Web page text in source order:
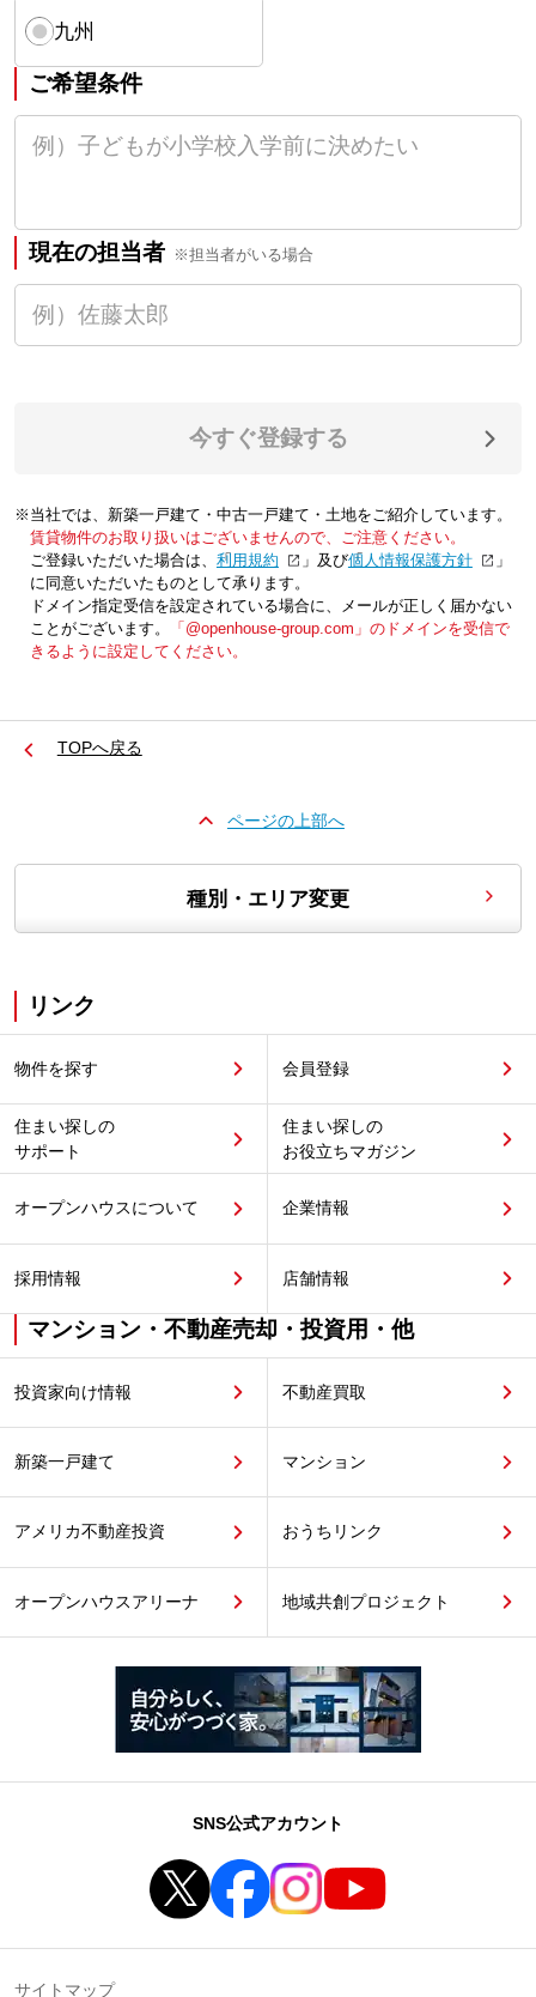
九州
ご希望条件
現在の担当者 ※担当者がいる場合
今すぐ登録する
※当社では、新築一戸建て・中古一戸建て・土地をご紹介しています。
賃貸物件のお取り扱いはございませんので、ご注意ください。
ご登録いただいた場合は、「利用規約 」及び「個人情報保護方針
」
に同意いただいたものとして承ります。
ドメイン指定受信を設定されている場合に、メールが正しく届かない
ことがございます。
「@openhouse-group.com」のドメインを受信で
きるように設定してください。
TOPへ戻る
ページの上部へ
種別・エリア変更
リンク
物件を探す 会員登録
住まい探しの
サポート
住まい探しの
お役立ちマガジン
オープンハウスについて 企業情報
採用情報 店舗情報
マンション・不動産売却・投資用・他
投資家向け情報 不動産買取
新築一戸建て マンション
アメリカ不動産投資 おうちリンク
オープンハウスアリーナ 地域共創プロジェクト
SNS公式アカウント
サイトマップ